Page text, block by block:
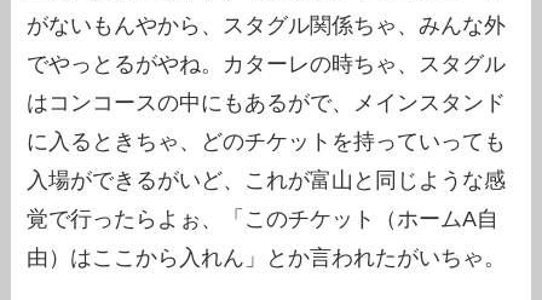
がないもんやから、スタグル関係ちゃ、みんな外
でやっとるがやね。カターレの時ちゃ、スタグル
はコンコースの中にもあるがで、メインスタンド
に入るときちゃ、どのチケットを持っていっても
入場ができるがいど、これが富山と同じような感
覚で行ったらよぉ、「このチケット（ホームA自
由）はここから入れん」とか言われたがいちゃ。